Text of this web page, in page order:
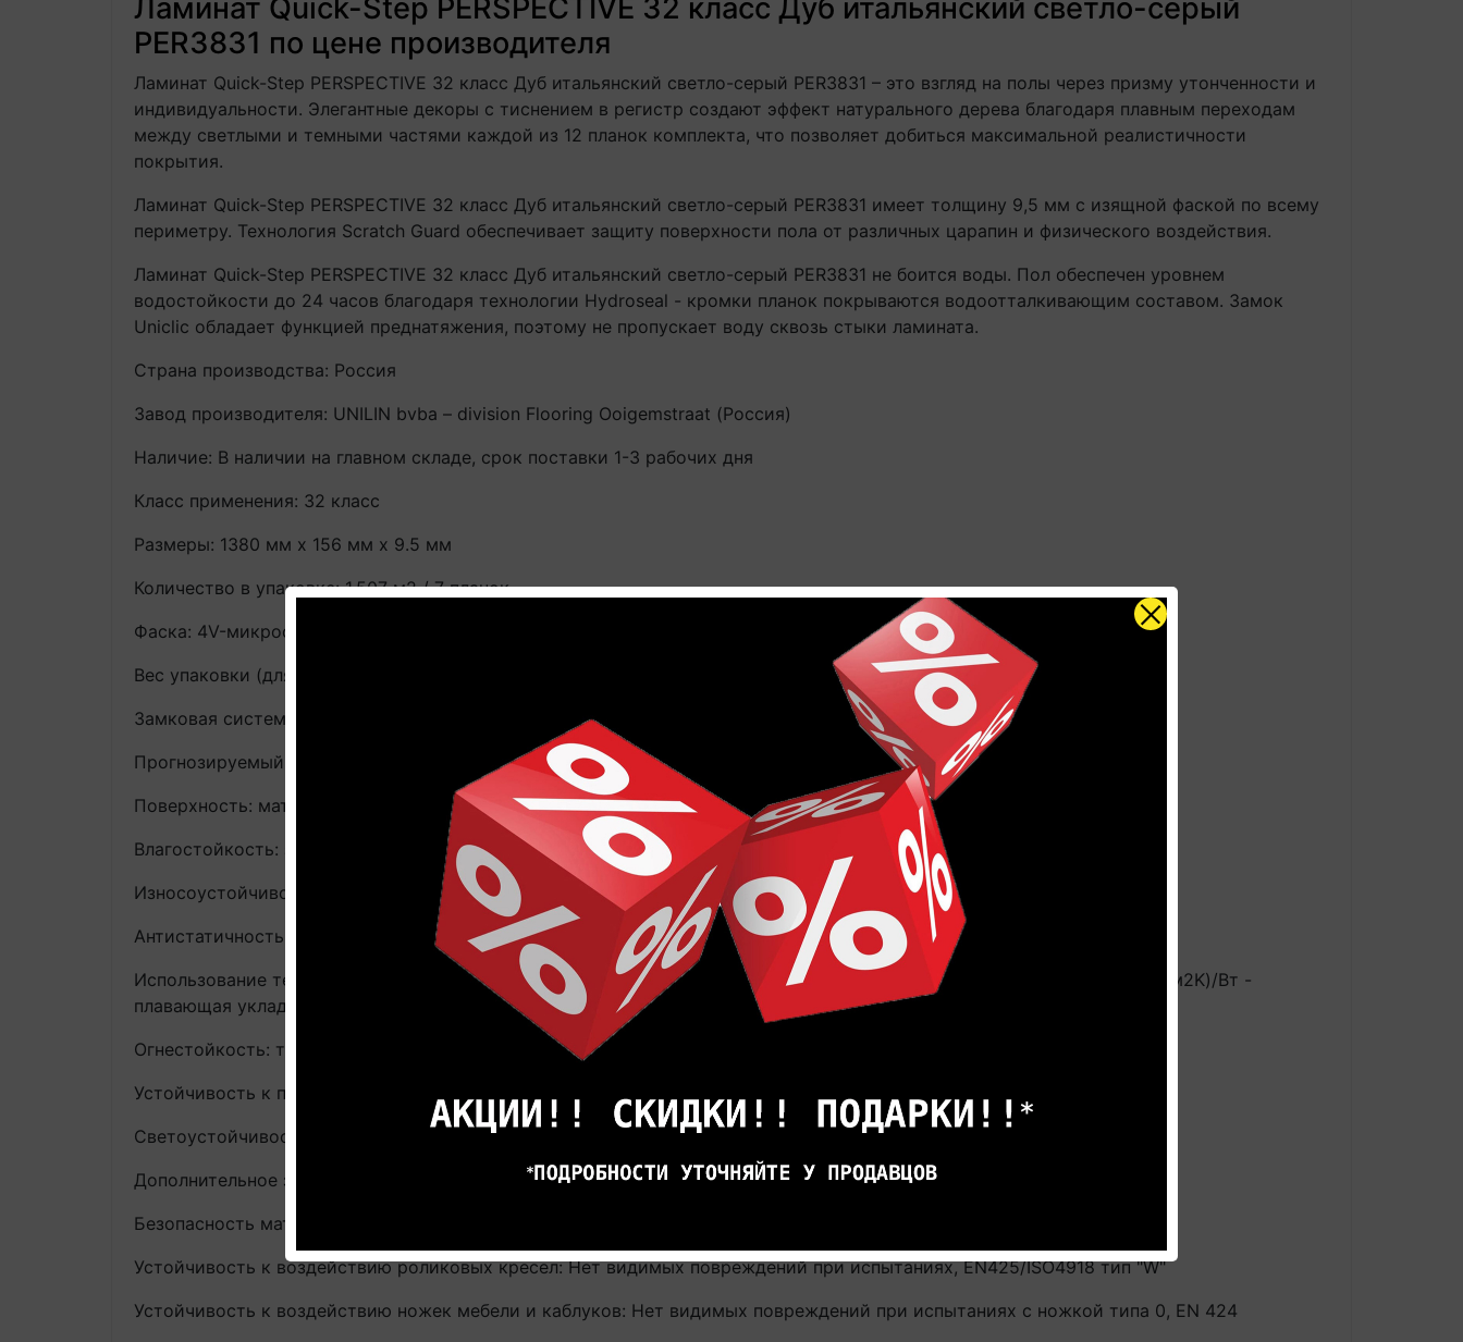
Ламинат Quick-Step PERSPECTIVE 32 класс Дуб итальянский светло-серый
PER3831 по цене производителя
Ламинат Quick-Step PERSPECTIVE 32 класс Дуб итальянский светло-серый PER3831 – это взгляд на полы через призму утонченности и
индивидуальности. Элегантные декоры с тиснением в регистр создают эффект натурального дерева благодаря плавным переходам
между светлыми и темными частями каждой из 12 планок комплекта, что позволяет добиться максимальной реалистичности
покрытия.
Ламинат Quick-Step PERSPECTIVE 32 класс Дуб итальянский светло-серый PER3831 имеет толщину 9,5 мм с изящной фаской по всему
периметру. Технология Scratch Guard обеспечивает защиту поверхности пола от различных царапин и физического воздействия.
Ламинат Quick-Step PERSPECTIVE 32 класс Дуб итальянский светло-серый PER3831 не боится воды. Пол обеспечен уровнем
водостойкости до 24 часов благодаря технологии Hydroseal - кромки планок покрываются водоотталкивающим составом. Замок
Uniclic обладает функцией преднатяжения, поэтому не пропускает воду сквозь стыки ламината.
Страна производства: Россия
Завод производителя: UNILIN bvba – division Flooring Ooigemstraat (Россия)
Наличие: В наличии на главном складе, срок поставки 1-3 рабочих дня
Класс применения: 32 класс
Размеры: 1380 мм х 156 мм х 9.5 мм
Количество в упаковке: 1,507 м2 / 7 планок
Фаска: 4V-микрофаска
Вес упаковки (для мерных покрытий м2): 12.52 кг
Замковая система: Uniclic
Прогнозируемый срок службы: до 25 лет в домашнем секторе, до 5 лет в деловом секторе
Поверхность: матовое покрытие, натуральная структура древесины
Влагостойкость: защита от случайно пролитой жидкости
Износоустойчивость: высокая, AC4, защита поверхности от царапин по технологии SCRATCH GUARD
Антистатичность: да, ≤ 2 кВ, заводские испытания согласно EN 1815
Использование теплого пола: да, максимально допустимое значение температуры контакта составляет 27°С, < 0,06 (м2K)/Вт -
плавающая укладка
Огнестойкость: трудно воспламеняемый, EN13501-1, Cfl-s1
Устойчивость к пеплу горящей сигареты: высокая, EN 13 329 (EN 438-2/30)
Светоустойчивость: высокая, EN 13 329 (EN ISO 105)
Дополнительное защитное покрытие: Scratch Guard
Безопасность материала (сертификаты): да, стандарт EN 717-1, "E1"
Устойчивость к воздействию роликовых кресел: Нет видимых повреждений при испытаниях, EN425/ISO4918 тип "W"
Устойчивость к воздействию ножек мебели и каблуков: Нет видимых повреждений при испытаниях с ножкой типа 0, EN 424